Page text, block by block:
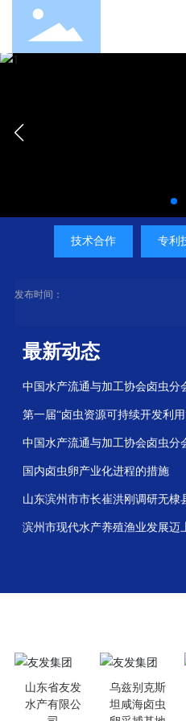
科技中心
技术合作 专利
发布时间：
最新动态
中国水产流通与加工协会卤虫分
第一届“卤虫资源可持续开发利
中国水产流通与加工协会卤虫分
国内卤虫卵产业化进程的措施
山东滨州市市长崔洪刚调研无棣
滨州市现代水产养殖渔业发展迈
山东省友发
水产有限公
乌兹别克斯
坦咸海卤虫